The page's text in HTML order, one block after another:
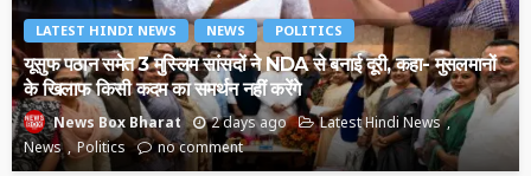
LATEST HINDI NEWS NEWS POLITICS
यूसुफ पठान समेत 3 मुस्लिम सांसदों ने NDA से बनाई दूरी, कहा- मुसलमानों
के खिलाफ किसी कदम का समर्थन नहीं करेंगे
News Box Bharat 2 days ago
Latest Hindi News
News
Politics no comment